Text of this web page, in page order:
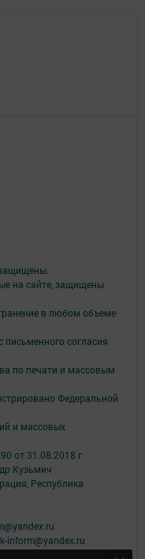
на сайте, защищены
в любом объеме
согласия
по печати и массовым
Федеральной
и массовых
от 31.08.2018 г
Кузьмич
Республика
inform@yandex.ru